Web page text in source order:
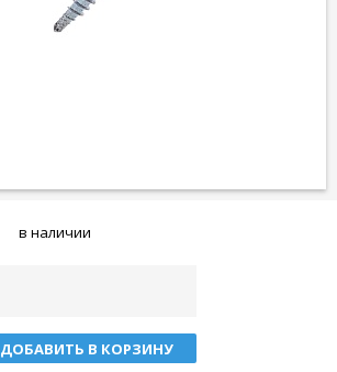
в наличии
ДОБАВИТЬ В КОРЗИНУ